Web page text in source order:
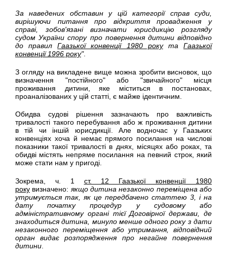
За наведених обставин у цій категорії справ суди,
вирішуючи питання про відкриття провадження у
справі, зобов'язані визначати юрисдикцію розгляду
судом України спору про повернення дитини відповідно
до правилГаазької конвенції 1980 рокутаГаазької
конвенції 1996 року".
З огляду на викладене вище можна зробити висновок, що
визначення "постійного" або "звичайного" місця
проживання дитини, яке міститься в постановах,
проаналізованих у цій статті, є майже ідентичним.
Обидва судові рішення зазначають про важливість
тривалості такого перебування або ж проживання дитини
в тій чи іншій юрисдикції. Але водночас у Гаазьких
конвенціях хоча й немає прямого посилання на числові
показники такої тривалості в днях, місяцях або роках, та
обидві містять непряме посилання на певний строк, який
може стати нам у пригоді.
Зокрема, ч. 1 ст. 12 Гаазької конвенції 1980
року визначено: якщо дитина незаконно переміщена або
утримується так, як це передбачено статтею 3, і на
дату початку процедур у судовому або
адміністративному органі тієї Договірної держави, де
знаходиться дитина, минуло менше одного року з дати
незаконного переміщення або утримання, відповідний
орган видає розпорядження про негайне повернення
дитини